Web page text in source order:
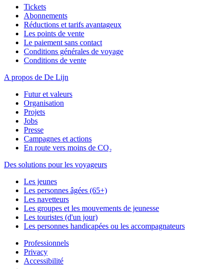
Tickets
Abonnements
Réductions et tarifs avantageux
Les points de vente
Le paiement sans contact
Conditions générales de voyage
Conditions de vente
A propos de De Lijn
Futur et valeurs
Organisation
Projets
Jobs
Presse
Campagnes et actions
En route vers moins de CO₂
Des solutions pour les voyageurs
Les jeunes
Les personnes âgées (65+)
Les navetteurs
Les groupes et les mouvements de jeunesse
Les touristes (d'un jour)
Les personnes handicapées ou les accompagnateurs
Professionnels
Privacy
Accessibilité